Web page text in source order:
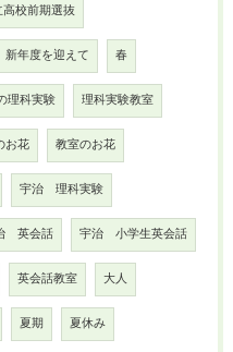
校前期選抜
新年度を迎えて 春
理科実験 理科実験教室
お花 教室のお花
宇治 理科実験
英会話 宇治 小学生英会話
英会話教室 大人
夏期 夏休み